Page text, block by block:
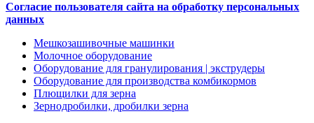
Согласие пользователя сайта на обработку персональных
данных
Мешкозашивочные машинки
Молочное оборудование
Оборудование для гранулирования | экструдеры
Оборудование для производства комбикормов
Плющилки для зерна
Зернодробилки, дробилки зерна